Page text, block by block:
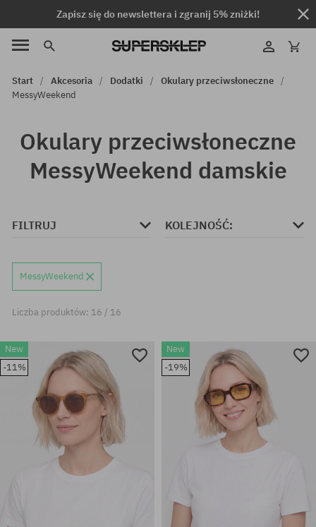
Zapisz się do newslettera i zgranij 5% zniżki!
Start Akcesoria Dodatki
Okulary przeciwsłoneczne
MessyWeekend
Okulary przeciwsłoneczne
MessyWeekend damskie
FILTRUJ KOLEJNOŚĆ:
MessyWeekend
Liczba produktów: 16 / 16
New
-11%
New
-19%